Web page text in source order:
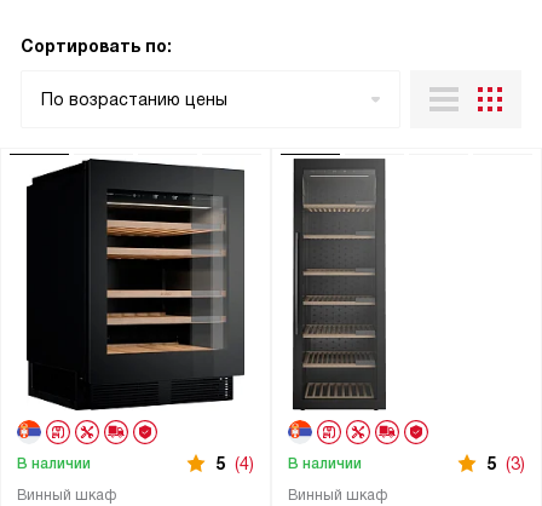
Сортировать по:
По возрастанию цены
Винный шкаф
В наличии 5 (4)
Винный шкаф
В наличии 5 (3)